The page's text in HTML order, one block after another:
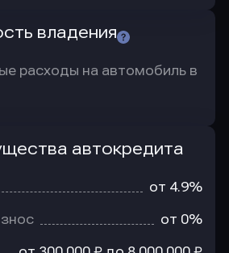
владения
расходы на автомобиль в
автокредита
от 4.9%
от 0%